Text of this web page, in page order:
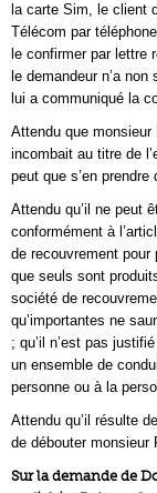
la carte Sim, le client
Télécom par
le confirmer par lettre
le demandeur n’a
lui a communiqué la
Attendu que
incombait au titre de
peut que s’en
Attendu qu’il ne peut
conformément à
de recouvrement pour
que seuls sont
société de
qu’importantes ne
; qu’il n’est pas
un ensemble de
personne ou à la
Attendu qu’il résulte
de débouter monsieur
Sur la demande de